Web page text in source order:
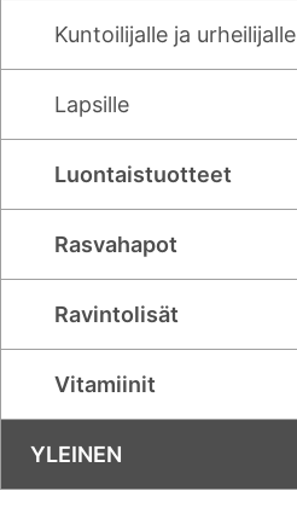
Kuntoilijalle ja urheilijalle
Lapsille
Luontaistuotteet
Rasvahapot
Ravintolisät
Vitamiinit
YLEINEN